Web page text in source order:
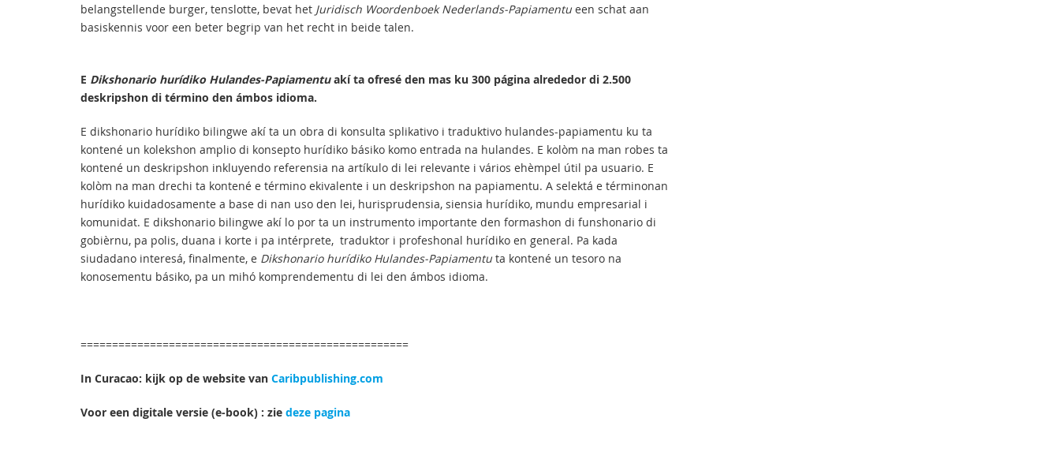
belangstellende burger, tenslotte, bevat het Juridisch Woordenboek Nederlands-Papiamentu een schat aan
basiskennis voor een beter begrip van het recht in beide talen.
E Dikshonario hurídiko Hulandes-Papiamentuakí ta ofresé den mas ku 300 página alrededor di 2.500
deskripshon di término den ámbos idioma.
E dikshonario hurídiko bilingwe akí ta un obra di konsulta splikativo i traduktivo hulandes-papiamentu ku ta
kontené un kolekshon amplio di konsepto hurídiko básiko komo entrada na hulandes. E kolòm na man robes ta
kontené un deskripshon inkluyendo referensia na artíkulo di lei relevante i vários ehèmpel útil pa usuario. E
kolòm na man drechi ta kontené e término ekivalente i un deskripshon na papiamentu. A selektá e términonan
hurídiko kuidadosamente a base di nan uso den lei, hurisprudensia, siensia hurídiko, mundu empresarial i
komunidat. E dikshonario bilingwe akí lo por ta un instrumento importante den formashon di funshonario di
gobièrnu, pa polis, duana i korte i pa intérprete, traduktor i profeshonal hurídiko en general. Pa kada
siudadano interesá, finalmente, e Dikshonario hurídiko Hulandes-Papiamentu ta kontené un tesoro na
konosementu básiko, pa un mihó komprendementu di lei den ámbos idioma.
====================================================
In Curacao: kijk op de website van Caribpublishing.com
Voor een digitale versie (e-book) : zie deze pagina